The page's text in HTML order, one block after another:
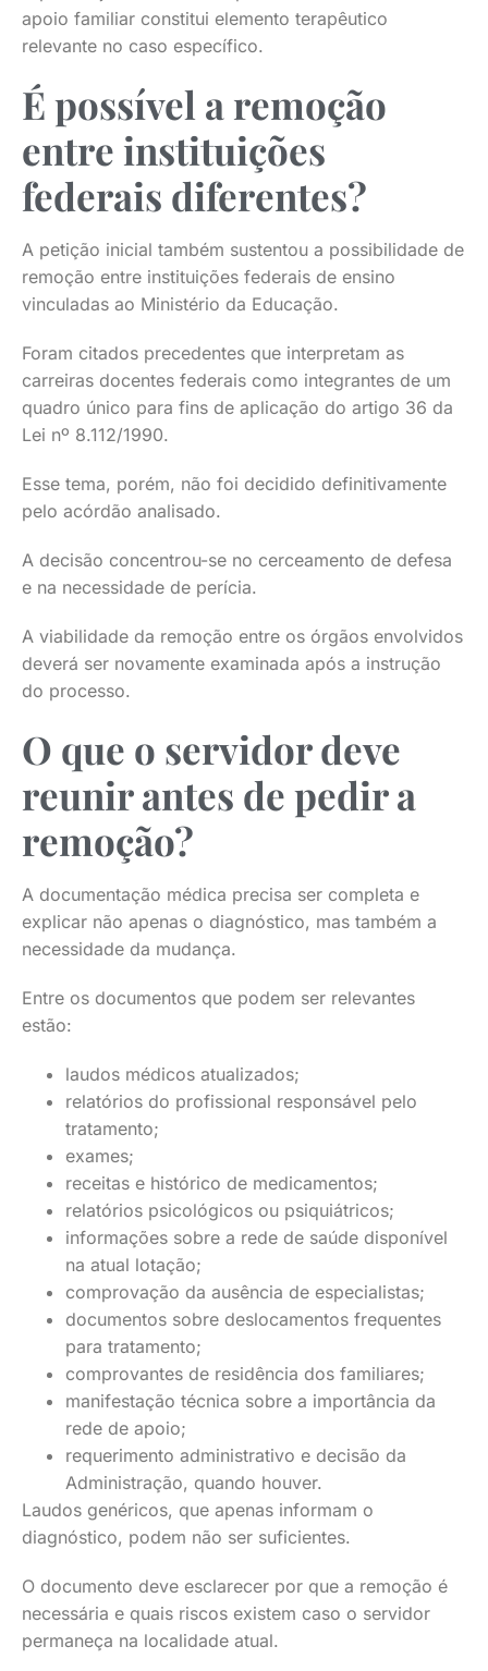
apoio familiar constitui elemento terapêutico
relevante no caso específico.
É possível a remoção
entre instituições
federais diferentes?
A petição inicial também sustentou a possibilidade de
remoção entre instituições federais de ensino
vinculadas ao Ministério da Educação.
Foram citados precedentes que interpretam as
carreiras docentes federais como integrantes de um
quadro único para fins de aplicação do artigo 36 da
Lei nº 8.112/1990.
Esse tema, porém, não foi decidido definitivamente
pelo acórdão analisado.
A decisão concentrou-se no cerceamento de defesa
e na necessidade de perícia.
A viabilidade da remoção entre os órgãos envolvidos
deverá ser novamente examinada após a instrução
do processo.
O que o servidor deve
reunir antes de pedir a
remoção?
A documentação médica precisa ser completa e
explicar não apenas o diagnóstico, mas também a
necessidade da mudança.
Entre os documentos que podem ser relevantes
estão:
laudos médicos atualizados;
relatórios do profissional responsável pelo
tratamento;
exames;
receitas e histórico de medicamentos;
relatórios psicológicos ou psiquiátricos;
informações sobre a rede de saúde disponível
na atual lotação;
comprovação da ausência de especialistas;
documentos sobre deslocamentos frequentes
para tratamento;
comprovantes de residência dos familiares;
manifestação técnica sobre a importância da
rede de apoio;
requerimento administrativo e decisão da
Administração, quando houver.
Laudos genéricos, que apenas informam o
diagnóstico, podem não ser suficientes.
O documento deve esclarecer por que a remoção é
necessária e quais riscos existem caso o servidor
permaneça na localidade atual.